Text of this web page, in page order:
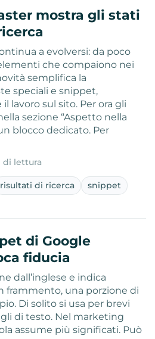
mostra gli stati
a evolversi: da poco
che compaiono nei
semplifica la
speciali e snippet,
lavoro sul sito. Per ora gli
sezione “Aspetto nella
blocco dedicato. Per
di lettura
risultati di ricerca
snippet
di Google
fiducia
dall’inglese e indica
frammento, una porzione di
Di solito si usa per brevi
di testo. Nel marketing
assume più significati. Può